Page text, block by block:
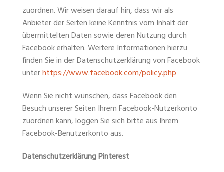
zuordnen. Wir weisen darauf hin, dass wir als
Anbieter der Seiten keine Kenntnis vom Inhalt der
übermittelten Daten sowie deren Nutzung durch
Facebook erhalten. Weitere Informationen hierzu
finden Sie in der Datenschutzerklärung von Facebook
unterhttps://www.facebook.com/policy.php
Wenn Sie nicht wünschen, dass Facebook den
Besuch unserer Seiten Ihrem Facebook-Nutzerkonto
zuordnen kann, loggen Sie sich bitte aus Ihrem
Facebook-Benutzerkonto aus.
Datenschutzerklärung Pinterest